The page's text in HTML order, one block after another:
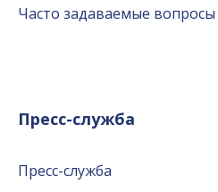
Часто задаваемые вопросы
Пресс-служба
Пресс-служба